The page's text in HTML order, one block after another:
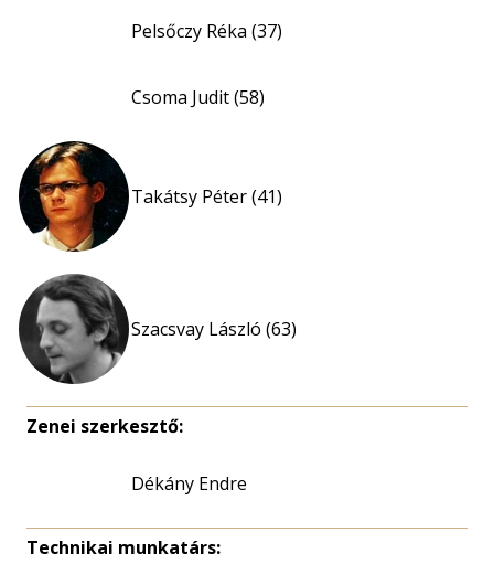
Pelsőczy Réka (37)
Csoma Judit (58)
Takátsy Péter (41)
Szacsvay László (63)
Zenei szerkesztő:
Dékány Endre
Technikai munkatárs: